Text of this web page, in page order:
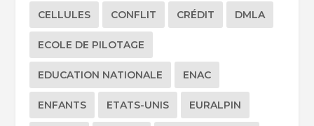
CELLULES CONFLIT CRÉDIT DMLA
ECOLE DE PILOTAGE
EDUCATION NATIONALE ENAC
ENFANTS ETATS-UNIS EURALPIN